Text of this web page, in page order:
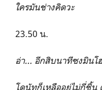
ใครมันช่างคิดวะ
23.50 น.
อ่า... อีกสิบนาทีซงมินโ
โดนัทก็เหลืออยู่ไม่กี่ชิ้น ต่